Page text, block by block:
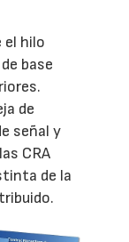
el hilo
base
de
señal y
CRA
de la